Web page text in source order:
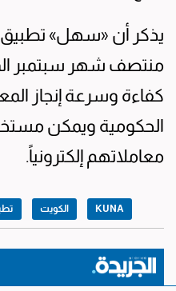
يذكر أن «سهل»
منتصف شهر سبتمبر
كفاءة وسرعة إنجاز
الحكومية ويمكن
معاملاتهم إلكترونياً.
KUNA الكويت